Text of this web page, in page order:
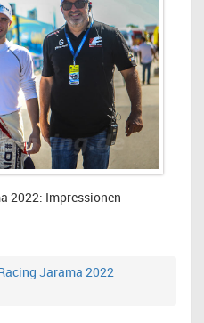
2022: Impressionen
Jarama 2022